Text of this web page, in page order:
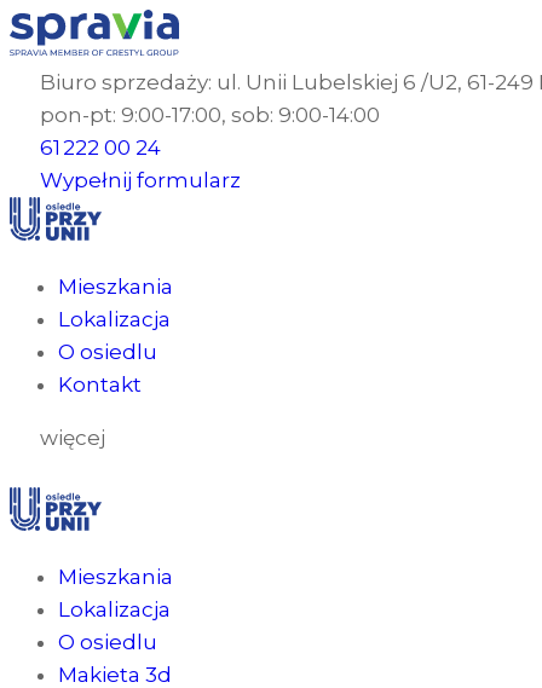
Biuro sprzedaży: ul. Unii Lubelskiej 6 /U2, 61-249
pon-pt: 9:00-17:00, sob: 9:00-14:00
61 222 00 24
Wypełnij formularz
Mieszkania
Lokalizacja
O osiedlu
Kontakt
więcej
Mieszkania
Lokalizacja
O osiedlu
Makieta 3d